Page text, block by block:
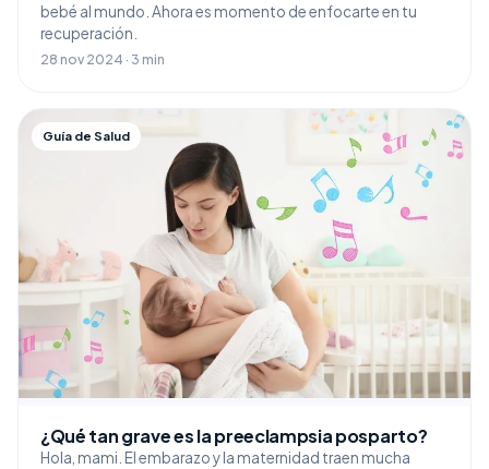
bebé al mundo. Ahora es momento de enfocarte en tu
recuperación.
28 nov 2024 · 3 min
Guía de Salud
¿Qué tan grave es la preeclampsia posparto?
Hola, mami. El embarazo y la maternidad traen mucha